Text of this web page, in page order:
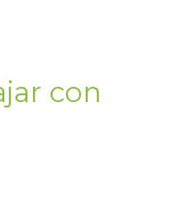
con